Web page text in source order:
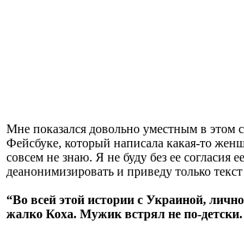
Мне показался довольно уместным в этом
Фейсбуке, который написала какая-то
совсем не знаю. Я не буду без ее согласия ее
деанонимизировать и приведу только текст
“Во всей этой истории с Украиной,
жалко Коха. Мужик встрял не по-детски.